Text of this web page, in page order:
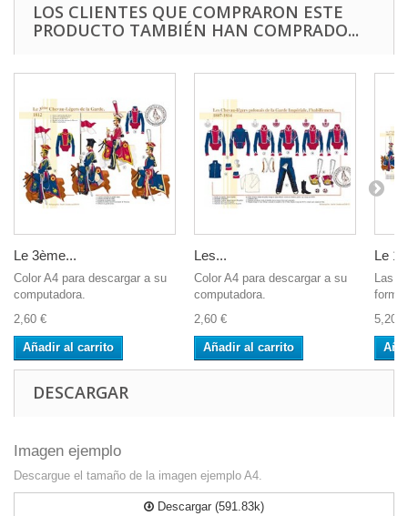
LOS CLIENTES QUE COMPRARON ESTE
PRODUCTO TAMBIÉN HAN COMPRADO...
Le 3ème...
Color A4 para descargar a su
computadora.
2,60 €
Añadir al carrito
Les...
Color A4 para descargar a su
computadora.
2,60 €
Añadir al carrito
Le
Las
5,20 €
DESCARGAR
Imagen ejemplo
Descargue el tamaño de la imagen ejemplo A4.
Descargar (591.83k)